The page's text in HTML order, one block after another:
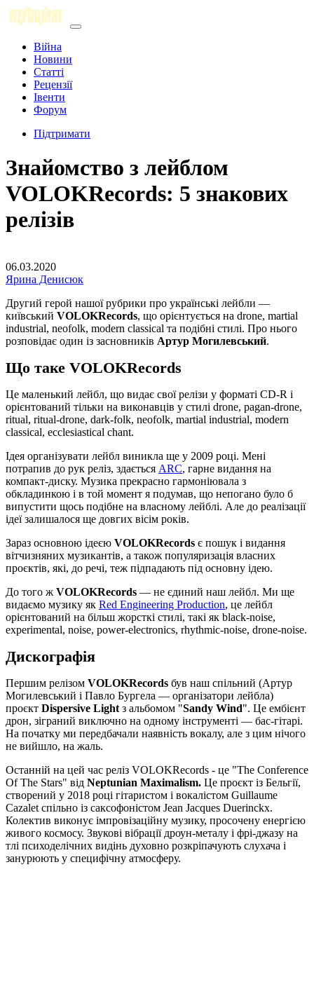
Війна
Новини
Статті
Рецензії
Івенти
Форум
Підтримати
Знайомство з лейблом
VOLOKRecords: 5 знакових
релізів
06.03.2020
Ярина Денисюк
Другий герой нашої рубрики про українські лейбли —
київський VOLOKRecords, що орієнтується на drone, martial
industrial, neofolk, modern classical та подібні стилі. Про нього
розповідає один із засновників Артур Могилевський.
Що таке VOLOKRecords
Це маленький лейбл, що видає свої релізи у форматі CD-R і
орієнтований тільки на виконавців у стилі drone, pagan-drone,
ritual, ritual-drone, dark-folk, neofolk, martial industrial, modern
classical, ecclesiastical chant.
Ідея організувати лейбл виникла ще у 2009 році. Мені
потрапив до рук реліз, здається ARC, гарне видання на
компакт-диску. Музика прекрасно гармоніювала з
обкладинкою і в той момент я подумав, що непогано було б
випустити щось подібне на власному лейблі. Але до реалізації
ідеї залишалося ще довгих вісім років.
Зараз основною ідеєю VOLOKRecords є пошук і видання
вітчизняних музикантів, а також популяризація власних
проєктів, які, до речі, теж підпадають під основну ідею.
До того ж VOLOKRecords — не єдиний наш лейбл. Ми ще
видаємо музику як Red Engineering Production, це лейбл
орієнтований на більш жорсткі стилі, такі як black-noise,
experimental, noise, power-electronics, rhythmic-noise, drone-noise.
Дискографія
Першим релізом VOLOKRecords був наш спільний (Артур
Могилевський і Павло Бургела — організатори лейбла)
проєкт Dispersive Light з альбомом "Sandy Wind". Це ембієнт
дрон, зіграний виключно на одному інструменті — бас-гітарі.
На початку ми передбачали наявність вокалу, але з цим нічого
не вийшло, на жаль.
Останній на цей час реліз VOLOKRecords - це "The Conference
Of The Stars" від Neptunian Maximalism. Це проєкт із Бельгії,
створений у 2018 році гітаристом і вокалістом Guillaume
Cazalet спільно із саксофоністом Jean Jacques Duerinckx.
Колектив виконує імпровізаційну музику, просочену енергією
живого космосу. Звукові вібрації дроун-металу і фрі-джазу на
тлі психоделічних видінь духовно розкріпачують слухача і
занурюють у специфічну атмосферу.